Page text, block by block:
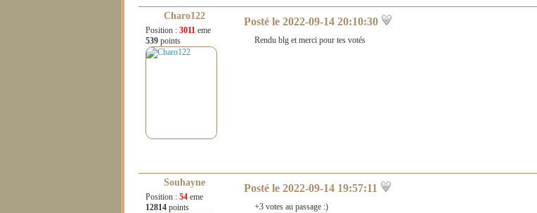
Charo122
Position : 3011 eme
539 points
Posté le 2022-09-14 20:10:30
Rendu blg et merci pour tes votés
Souhayne
Position : 54 eme
12814 points
Posté le 2022-09-14 19:57:11
+3 votes au passage :)